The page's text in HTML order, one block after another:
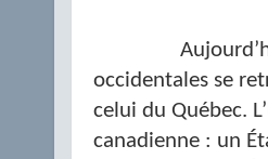
occidentales se
celui du Québec.
canadienne : un